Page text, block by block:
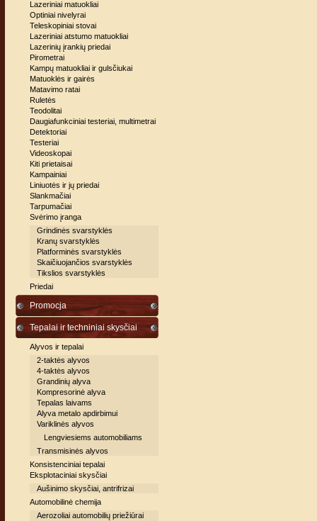
Lazeriniai matuokliai
Optiniai nivelyrai
Teleskopiniai stovai
Lazeriniai atstumo matuokliai
Lazerinių įrankių priedai
Pirometrai
Kampų matuokliai ir gulsčiukai
Matuoklės ir gairės
Matavimo ratai
Ruletės
Teodolitai
Daugiafunkciniai testeriai, multimetrai
Detektoriai
Testeriai
Videoskopai
Kiti prietaisai
Kampainiai
Liniuotės ir jų priedai
Slankmačiai
Tarpumačiai
Svėrimo įranga
Grindinės svarstyklės
Kranų svarstyklės
Platforminės svarstyklės
Skaičiuojančios svarstyklės
Tikslios svarstyklės
Priedai
Promocja
Tepalai ir techniniai skysčiai
Alyvos ir tepalai
2-taktės alyvos
4-taktės alyvos
Grandinių alyva
Kompresorinė alyva
Tepalas laivams
Alyva metalo apdirbimui
Variklinės alyvos
Lengviesiems automobiliams
Transmisinės alyvos
Konsistenciniai tepalai
Eksplotaciniai skysčiai
Aušinimo skysčiai, antrifrizai
Automobilinė chemija
Aerozoliai automobilių priežiūrai